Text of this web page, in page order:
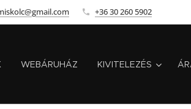
+36 30 260 5902
WEBÁRUHÁZ KIVITELEZÉS